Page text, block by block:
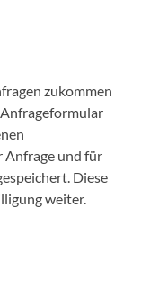
zukommen
Anfrageformular
Anfrage und für
Diese
weiter.